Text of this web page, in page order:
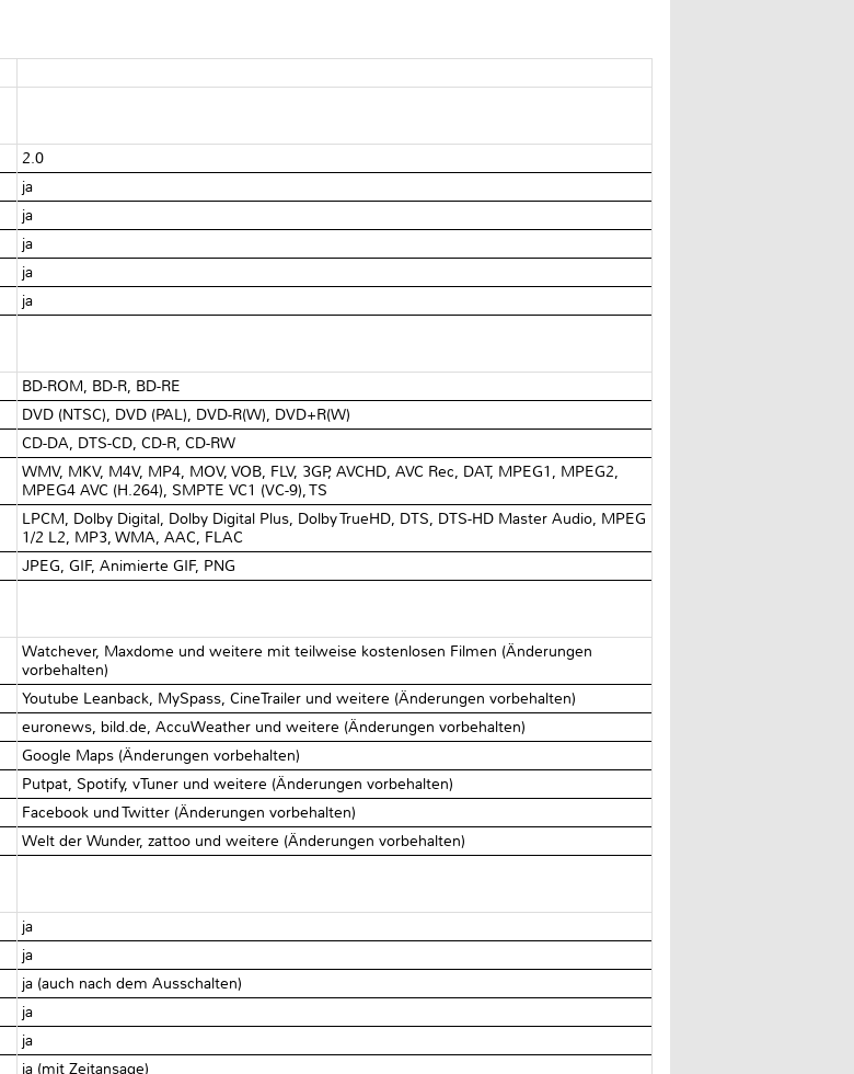
2.0
ja
ja
ja
ja
ja
BD-ROM, BD-R, BD-RE
DVD (NTSC), DVD (PAL), DVD-R(W), DVD+R(W)
CD-DA, DTS-CD, CD-R, CD-RW
WMV, MKV, M4V, MP4, MOV, VOB, FLV, 3GP, AVCHD, AVC Rec, DAT, MPEG1, MPEG2,
MPEG4 AVC (H.264), SMPTE VC1 (VC-9), TS
LPCM, Dolby Digital, Dolby Digital Plus, Dolby TrueHD, DTS, DTS-HD Master Audio, MPEG
1/2 L2, MP3, WMA, AAC, FLAC
JPEG, GIF, Animierte GIF, PNG
Watchever, Maxdome und weitere mit teilweise kostenlosen Filmen (Änderungen
vorbehalten)
Youtube Leanback, MySpass, CineTrailer und weitere (Änderungen vorbehalten)
euronews, bild.de, AccuWeather und weitere (Änderungen vorbehalten)
Google Maps (Änderungen vorbehalten)
Putpat, Spotify, vTuner und weitere (Änderungen vorbehalten)
Facebook und Twitter (Änderungen vorbehalten)
Welt der Wunder, zattoo und weitere (Änderungen vorbehalten)
ja
ja
ja (auch nach dem Ausschalten)
ja
ja
ja (mit Zeitansage)